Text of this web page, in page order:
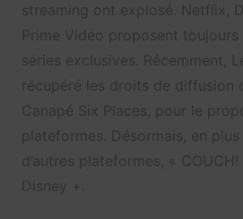
streaming ont explosé. Netflix,
Prime Vidéo proposent
séries exclusives. Récemment,
récupéré les droits de diffusion
Canapé Six Places, pour le
plateformes. Désormais, en plus
d’autres plateformes, «
Disney +.